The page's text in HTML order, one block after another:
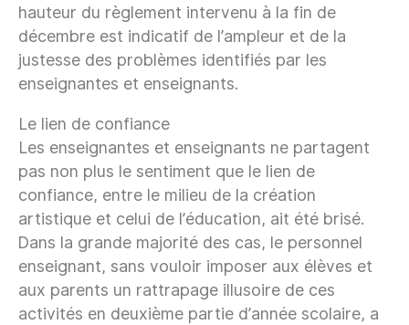
hauteur du règlement intervenu à la fin de
décembre est indicatif de l’ampleur et de la
justesse des problèmes identifiés par les
enseignantes et enseignants.
Le lien de confiance
Les enseignantes et enseignants ne partagent
pas non plus le sentiment que le lien de
confiance, entre le milieu de la création
artistique et celui de l’éducation, ait été brisé.
Dans la grande majorité des cas, le personnel
enseignant, sans vouloir imposer aux élèves et
aux parents un rattrapage illusoire de ces
activités en deuxième partie d’année scolaire, a